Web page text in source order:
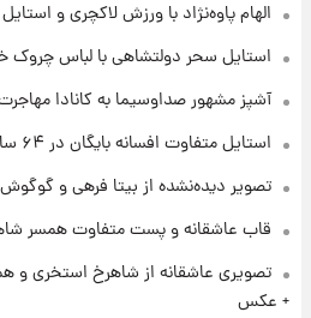
۲۳ ساعت پیش
برای اولین بار؛
انقلاب/ویدیو
تصاویر عمامه
الهام پاوه‌نژاد با ورزش لاکچری و
استایل سحر دولتشاهی با لباس
آشپز مشهور صداوسیما به کانادا
استایل متفاوت افسانه بایگان در ۶۴ سالگی + عکس
تصویر دیده‌نشده از بیتا فرهی و
قاب عاشقانه و پست متفاوت همسر
تصویری عاشقانه از شاهرخ استخری
+ عکس